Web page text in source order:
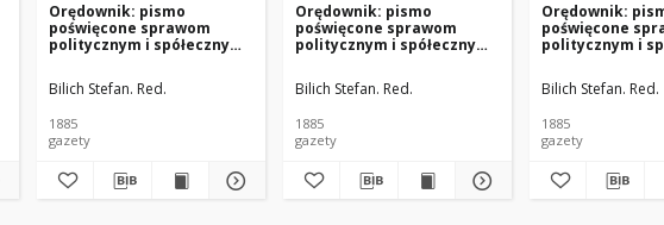
Orędownik: pismo
poświęcone sprawom
politycznym i spółecznym
Bilich Stefan. Red.
1885
gazety
Orędownik: pismo
poświęcone sprawom
politycznym i spółecznym
Bilich Stefan. Red.
1885
gazety
Orędownik:
poświęcone
politycznym i
Bilich Stefan. Red.
1885
gazety